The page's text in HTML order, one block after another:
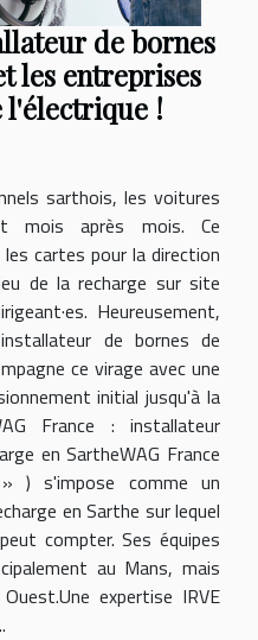
de bornes
les entreprises
l'électrique !
sarthois, les voitures
mois après mois. Ce
cartes pour la direction
de la recharge sur site
Heureusement,
de bornes de
ce virage avec une
initial jusqu'à la
France : installateur
en SartheWAG France
) s'impose comme un
en Sarthe sur lequel
compter. Ses équipes
au Mans, mais
expertise IRVE